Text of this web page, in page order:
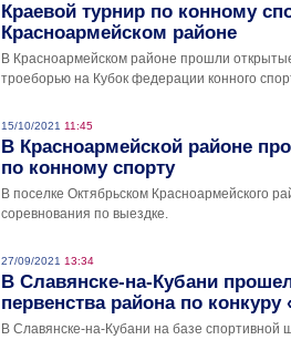
Краевой турнир по конному
Красноармейском районе
В Красноармейском районе прошли
троеборью на Кубок федерации конного
15/10/2021 11:45
В Красноармейской районе
по конному спорту
В поселке Октябрьском Красноармейского
соревнования по выездке.
27/09/2021 13:34
В Славянске-на-Кубани
первенства района по
В Славянске-на-Кубани на базе спортивной